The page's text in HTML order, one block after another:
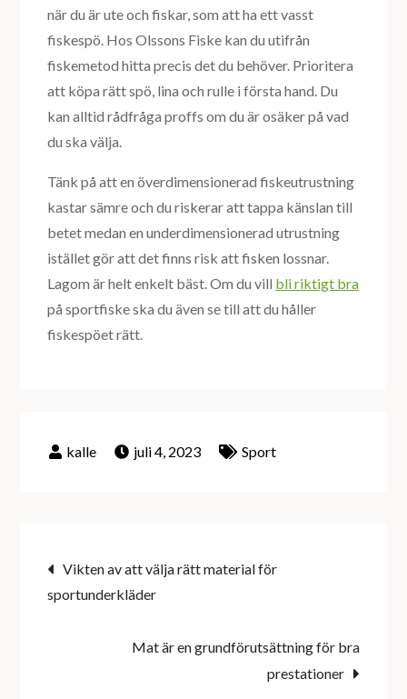
när du är ute och fiskar, som att ha ett vasst
fiskespö. Hos Olssons Fiske kan du utifrån
fiskemetod hitta precis det du behöver. Prioritera
att köpa rätt spö, lina och rulle i första hand. Du
kan alltid rådfråga proffs om du är osäker på vad
du ska välja.
Tänk på att en överdimensionerad fiskeutrustning
kastar sämre och du riskerar att tappa känslan till
betet medan en underdimensionerad utrustning
istället gör att det finns risk att fisken lossnar.
Lagom är helt enkelt bäst. Om du vill bli riktigt bra
på sportfiske ska du även se till att du håller
fiskespöet rätt.
juli 4, 2023 Sport
Inläggsnavigering
Vikten av att välja rätt material för
sportunderkläder
Mat är en grundförutsättning för bra
prestationer